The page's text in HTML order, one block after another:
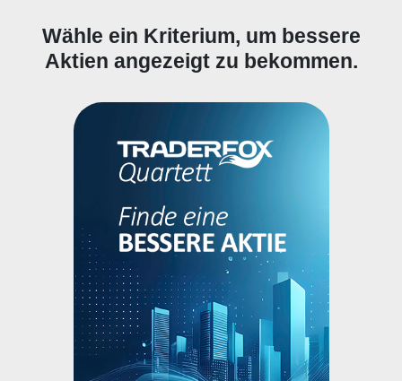
Wähle ein Kriterium, um bessere
Aktien angezeigt zu bekommen.